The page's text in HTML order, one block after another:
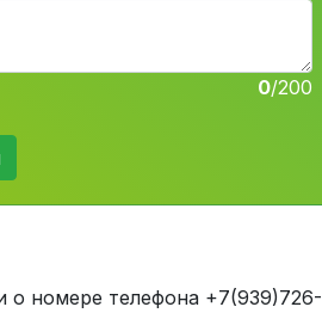
0/200
о номере телефона +7(939)726-